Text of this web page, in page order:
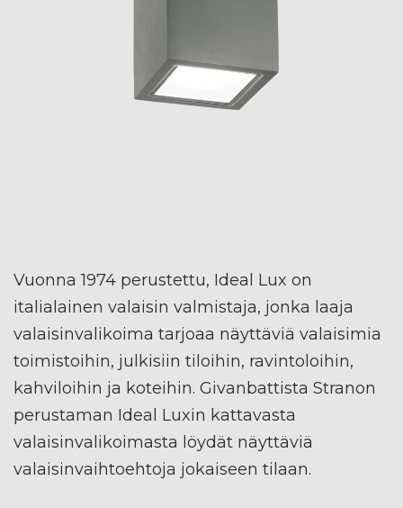
Vuonna 1974 perustettu, Ideal Lux on
italialainen valaisin valmistaja, jonka laaja
valaisinvalikoima tarjoaa näyttäviä valaisimia
toimistoihin, julkisiin tiloihin, ravintoloihin,
kahviloihin ja koteihin. Givanbattista Stranon
perustaman Ideal Luxin kattavasta
valaisinvalikoimasta löydät näyttäviä
valaisinvaihtoehtoja jokaiseen tilaan.